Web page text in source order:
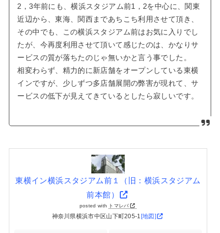
2，3年前にも、横浜スタジアム前1，2を中心に、関東
近辺から、東海、関西まであちこち利用させて頂き、
その中でも、この横浜スタジアム前はお気に入りでし
たが、今再度利用させて頂いて感じたのは、かなりサ
ービスの質が落ちたのじゃ無いかと言う事でした。
相変わらず、精力的に新店舗をオープンしている東横
インですが、少しずつ多店舗展開の弊害が現れて、サ
ービスの低下が見えてきているとしたら寂しいです。
東横イン横浜スタジアム前１（旧：横浜スタジアム
前本館）
posted with トマレバ
神奈川県横浜市中区山下町205-1 [地図]